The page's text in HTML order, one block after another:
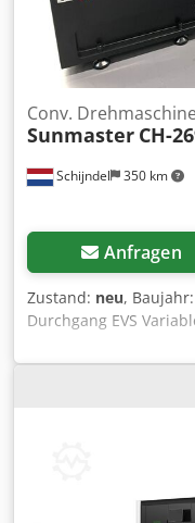
Schijndel 350 km
Conv.
Sunmaster CH-
Anfragen
Zustand: neu, Baujahr:
Durchgang EVS
Stück MT5 Center
Handbuch und
Cjdeptabaepfx Afijha